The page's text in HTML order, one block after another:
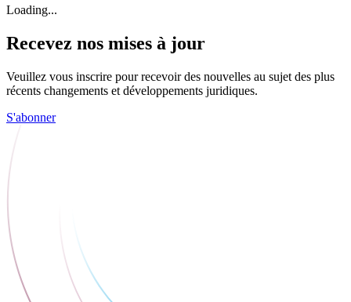
Loading...
Recevez nos mises à jour
Veuillez vous inscrire pour recevoir des nouvelles au sujet des plus
récents changements et développements juridiques.
S'abonner